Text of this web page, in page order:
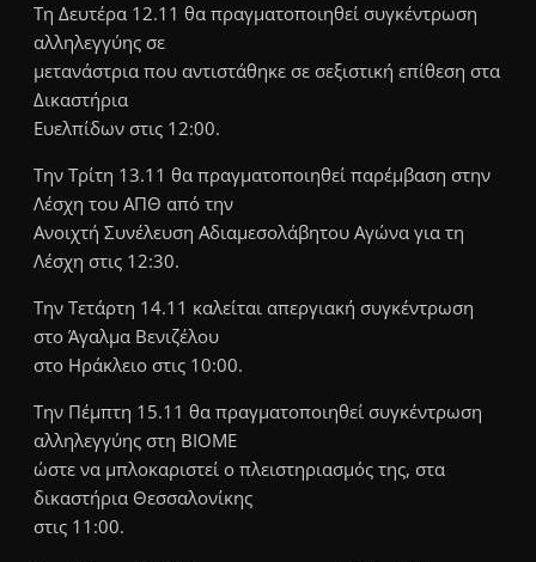
Τη Δευτέρα 12.11 θα πραγματοποιηθεί συγκέντρωση
αλληλεγγύης σε
μετανάστρια που αντιστάθηκε σε σεξιστική επίθεση στα
Δικαστήρια
Ευελπίδων στις 12:00.
Την Τρίτη 13.11 θα πραγματοποιηθεί παρέμβαση στην
Λέσχη του ΑΠΘ από την
Ανοιχτή Συνέλευση Αδιαμεσολάβητου Αγώνα για τη
Λέσχη στις 12:30.
Την Τετάρτη 14.11 καλείται απεργιακή συγκέντρωση
στο Άγαλμα Βενιζέλου
στο Ηράκλειο στις 10:00.
Την Πέμπτη 15.11 θα πραγματοποιηθεί συγκέντρωση
αλληλεγγύης στη ΒΙΟΜΕ
ώστε να μπλοκαριστεί ο πλειστηριασμός της, στα
δικαστήρια Θεσσαλονίκης
στις 11:00.